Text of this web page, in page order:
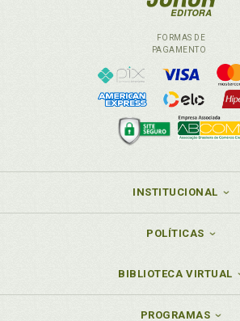
FORMAS DE
PAGAMENTO
INSTITUCIONAL
POLÍTICAS
BIBLIOTECA VIRTUAL
PROGRAMAS